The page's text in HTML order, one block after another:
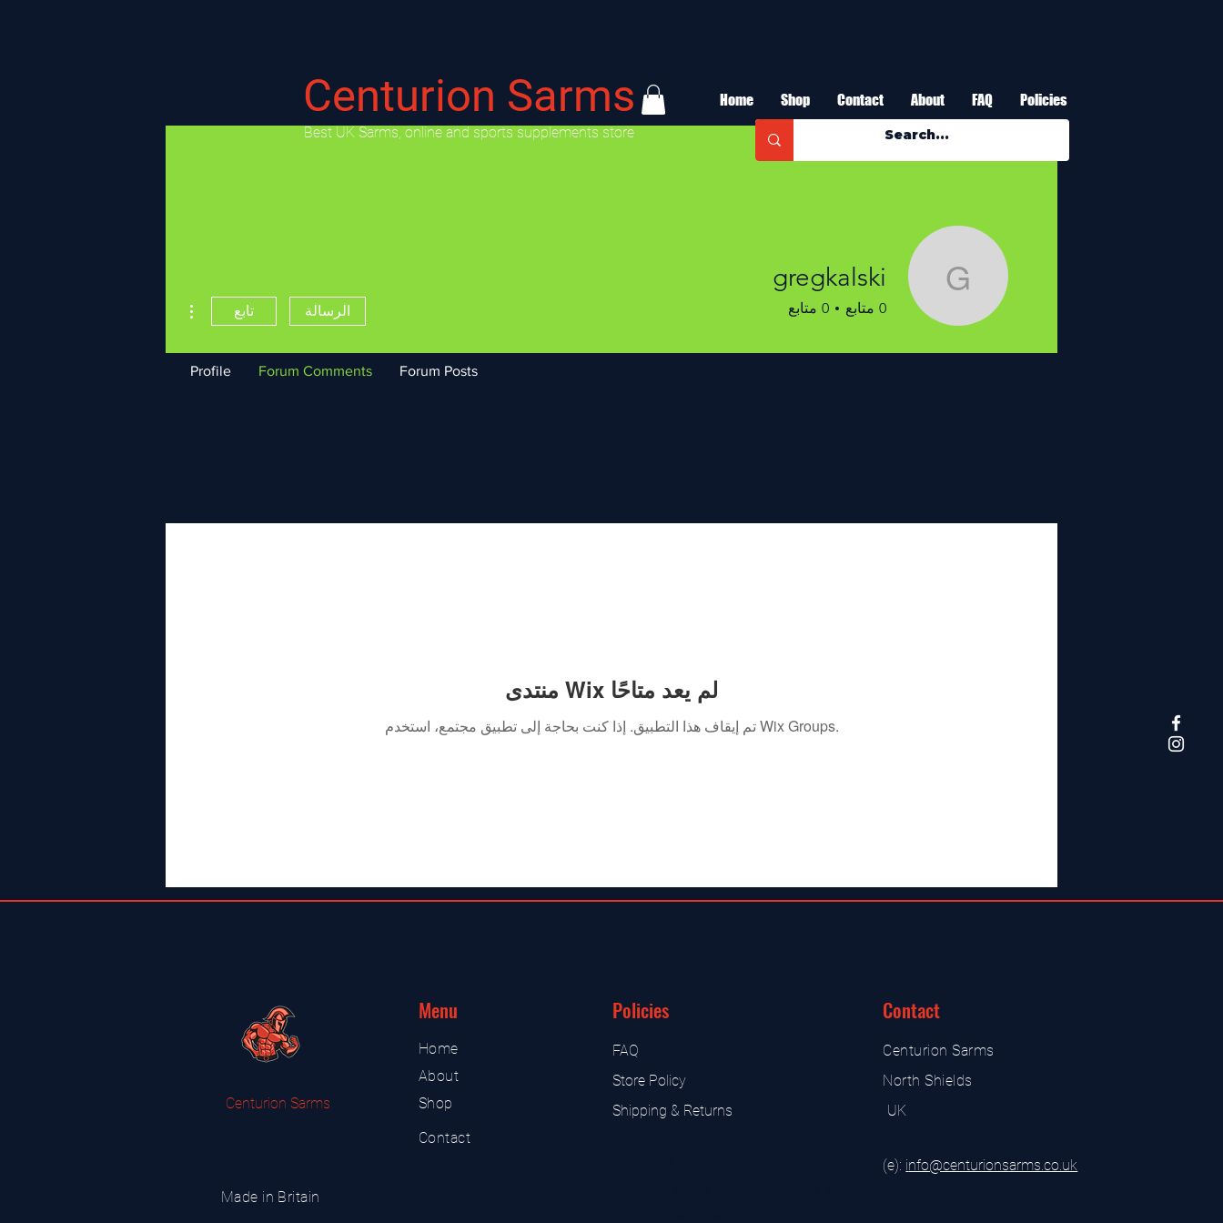
Home Shop Contact About FAQ Policies
Centurion Sarms
​Best UK Sarms, online and sports supplements store
منتدى Wix لم يعد متاحًا
تم إيقاف هذا التطبيق. إذا كنت بحاجة إلى تطبيق مجتمع، استخدم Wix Groups.
gregkalski
gregkalski
0 متابع 0 متابع الرسالة تابع
Profile Forum Comments Forum Posts
Centurion Sarms
Made in Britain
Menu
Home
About
Shop
Contact
Policies
FAQ
Store Policy
Shipping & Returns
Contact
Centurion Sarms
North Shields
UK
(e): info@centurionsarms.co.uk